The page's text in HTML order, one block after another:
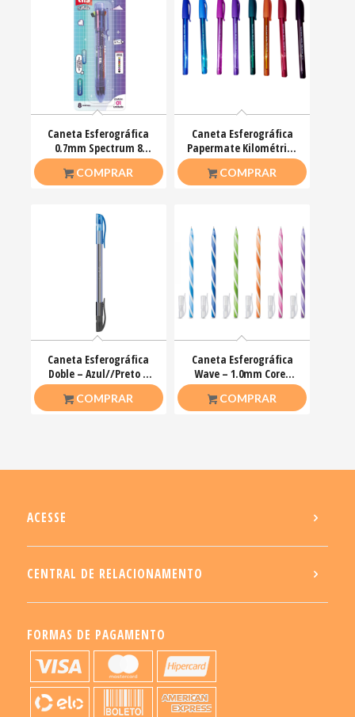
Caneta Esferográfica
0.7mm Spectrum 8
Cores Unidade Tris
COMPRAR
Caneta Esferográfica
Papermate Kilométrica
0.7 Fino C/ Tampa
COMPRAR
Caneta Esferográfica
Doble – Azul//Preto –
1.0mm Bazze
COMPRAR
Caneta Esferográfica
Wave – 1.0mm Cores
Unitário – Bazze
COMPRAR
ACESSE
CENTRAL DE RELACIONAMENTO
FORMAS DE PAGAMENTO